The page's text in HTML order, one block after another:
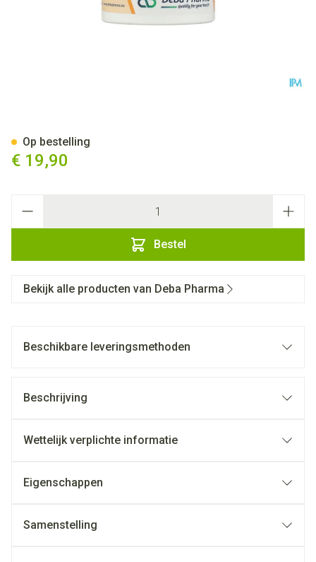
€ 19,90
Bestel
Op bestelling
Bekijk alle producten van Deba Pharma
Beschikbare leveringsmethoden
Beschrijving
Wettelijk verplichte informatie
Eigenschappen
Samenstelling